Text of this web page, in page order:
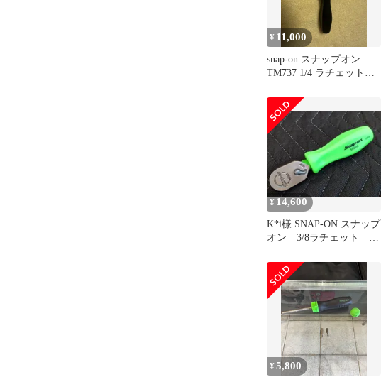
¥ 11,000
snap-on スナップオン
TM737 1/4 ラチェット
¥ 14,600
K*i様 SNAP-ON スナップ
オン 3/8ラチェット
¥5,800